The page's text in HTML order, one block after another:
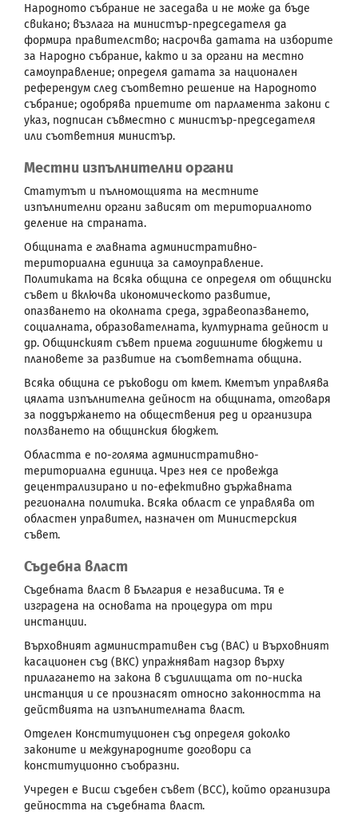
Народното събрание не заседава и не може да бъде
свикано; възлага на министър-председателя да
формира правителство; насрочва датата на изборите
за Народно събрание, както и за органи на местно
самоуправление; определя датата за национален
референдум след съответно решение на Народното
събрание; одобрява приетите от парламента закони с
указ, подписан съвместно с министър-председателя
или съответния министър.
Местни изпълнителни органи
Статутът и пълномощията на местните
изпълнителни органи зависят от териториалното
деление на страната.
Общината е главната административно-
териториална единица за самоуправление.
Политиката на всяка община се определя от общински
съвет и включва икономическото развитие,
опазването на околната среда, здравеопазването,
социалната, образователната, културната дейност и
др. Общинският съвет приема годишните бюджети и
плановете за развитие на съответната община.
Всяка община се ръководи от кмет. Кметът управлява
цялата изпълнителна дейност на общината, отговаря
за поддържането на обществения ред и организира
ползването на общинския бюджет.
Областта е по-голяма административно-
териториална единица. Чрез нея се провежда
децентрализирано и по-ефективно държавната
регионална политика. Всяка област се управлява от
областен управител, назначен от Министерския
съвет.
Съдебна власт
Съдебната власт в България е независима. Тя е
изградена на основата на процедура от три
инстанции.
Върховният административен съд (ВАС) и Върховният
касационен съд (ВКС) упражняват надзор върху
прилагането на закона в съдилищата от по-ниска
инстанция и се произнасят относно законността на
действията на изпълнителната власт.
Отделен Конституционен съд определя доколко
законите и международните договори са
конституционно съобразни.
Учреден е Висш съдебен съвет (ВСС), който организира
дейността на съдебната власт.